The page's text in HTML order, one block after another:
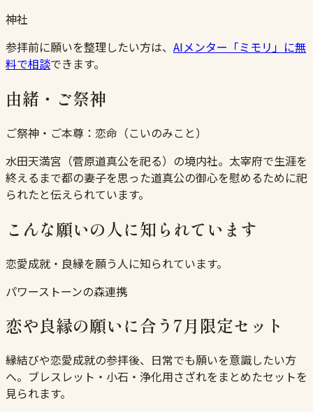
神社
参拝前に願いを整理したい方は、 AIメンター「ミモリ」に無
料で相談できます。
由緒・ご祭神
ご祭神・ご本尊： 恋命（こいのみこと）
水田天満宮（菅原道真公を祀る）の境内社。太宰府で生涯を
終えるまで都の妻子を思った道真公の御心を慰めるために祀
られたと伝えられています。
こんな願いの人に知られています
恋愛成就・良縁を願う人に知られています。
パワーストーンの森連携
恋や良縁の願いに合う7月限定セット
縁結びや恋愛成就の参拝後、日常でも願いを意識したい方
へ。ブレスレット・小石・浄化用さざれをまとめたセットを
見られます。